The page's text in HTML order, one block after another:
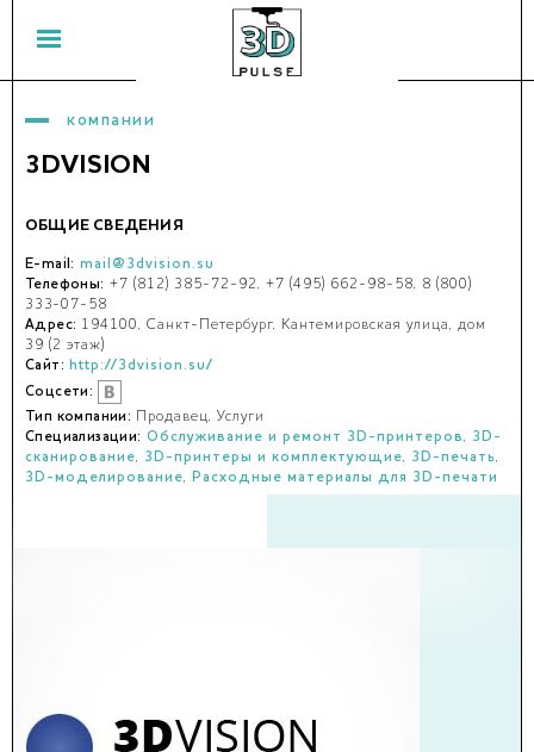
компании
3DVISION
ОБЩИЕ СВЕДЕНИЯ
E-mail: mail@3dvision.su
Телефоны: +7 (812) 385-72-92, +7 (495) 662-98-58, 8 (800)
333-07-58
Адрес: 194100, Санкт-Петербург, Кантемировская улица, дом
39 (2 этаж)
Сайт: http://3dvision.su/
Соцсети:
Тип компании:
Продавец, Услуги
Специализации: Обслуживание и ремонт 3D-принтеров, 3D-
сканирование, 3D-принтеры и комплектующие, 3D-печать,
3D-моделирование, Расходные материалы для 3D-печати